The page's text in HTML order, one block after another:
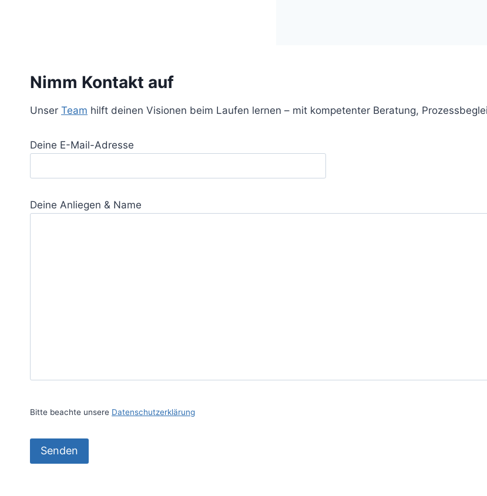
Nimm Kontakt auf
Unser Team hilft deinen Visionen beim Laufen lernen – mit kompetenter Beratung,
Deine E-Mail-Adresse
Deine Anliegen & Name
Bitte beachte unsere Datenschutzerklärung